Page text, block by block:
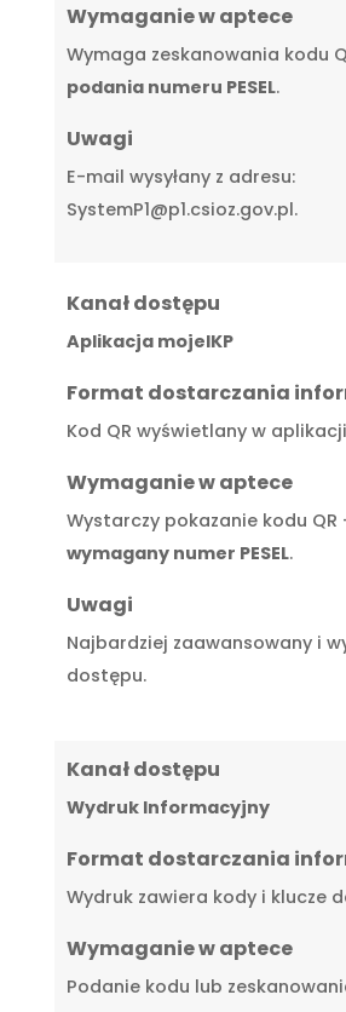
Wymaganie w aptece
Wymaga zeskanowania kodu
podania numeru PESEL.
Uwagi
E-mail wysyłany z adresu:
SystemP1@p1.csioz.gov.pl.
Kanał dostępu
Aplikacja mojeIKP
Format dostarczania
Kod QR wyświetlany w aplikacji
Wymaganie w aptece
Wystarczy pokazanie kodu QR
wymagany numer PESEL.
Uwagi
Najbardziej zaawansowany i
dostępu.
Kanał dostępu
Wydruk Informacyjny
Format dostarczania
Wydruk zawiera kody i klucze
Wymaganie w aptece
Podanie kodu lub